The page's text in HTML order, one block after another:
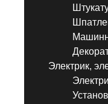
Электрик,